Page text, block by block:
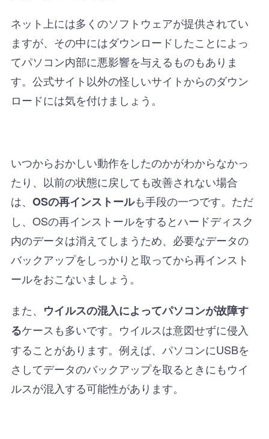
ネット上には多くのソフトウェアが提供されてい
ますが、その中にはダウンロードしたことによっ
てパソコン内部に悪影響を与えるものもありま
す。公式サイト以外の怪しいサイトからのダウン
ロードには気を付けましょう。
いつからおかしい動作をしたのかがわからなかっ
たり、以前の状態に戻しても改善されない場合
は、 OSの再インストールも手段の一つです。ただ
し、OSの再インストールをするとハードディスク
内のデータは消えてしまうため、必要なデータの
バックアップをしっかりと取ってから再インスト
ールをおこないましょう。
また、 ウイルスの混入によってパソコンが故障す
るケースも多いです。ウイルスは意図せずに侵入
することがあります。例えば、パソコンにUSBを
さしてデータのバックアップを取るときにもウイ
ルスが混入する可能性があります。